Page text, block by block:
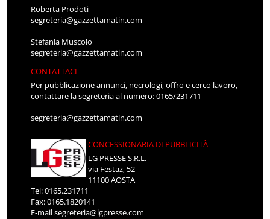
Roberta Prodoti
segreteria@gazzettamatin.com
Stefania Muscolo
segreteria@gazzettamatin.com
CONTATTACI
Per pubblicazione annunci, necrologi, offro e cerco lavoro,
contattare la segreteria al numero: 0165/231711
segreteria@gazzettamatin.com
CONCESSIONARIA DI PUBBLICITÀ
LG PRESSE S.R.L.
via Festaz, 52
11100 AOSTA
Tel: 0165.231711
Fax: 0165.1820141
E-mailsegreteria@lgpresse.com